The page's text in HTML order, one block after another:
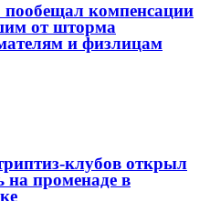
пообещал компенсации
от шторма
и физлицам
клубов открыл
на променаде в